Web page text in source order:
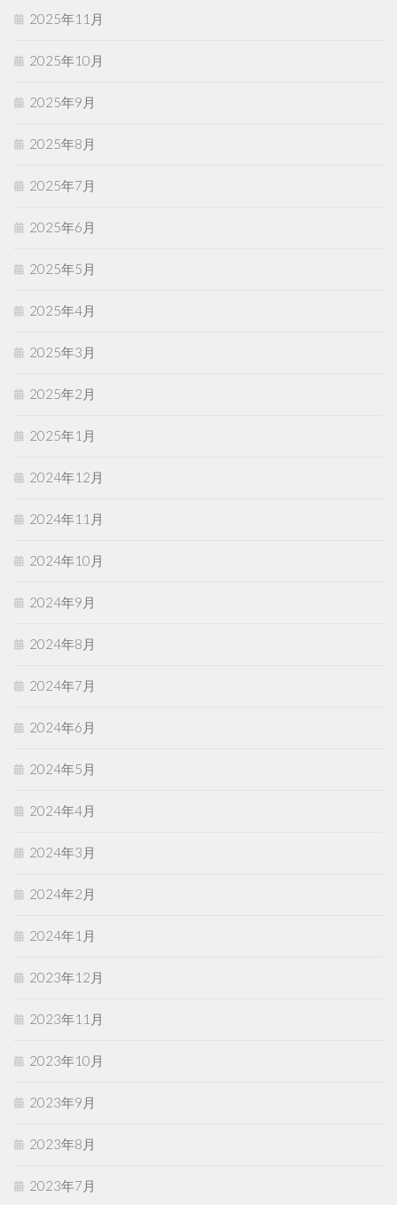
2025年11月
2025年10月
2025年9月
2025年8月
2025年7月
2025年6月
2025年5月
2025年4月
2025年3月
2025年2月
2025年1月
2024年12月
2024年11月
2024年10月
2024年9月
2024年8月
2024年7月
2024年6月
2024年5月
2024年4月
2024年3月
2024年2月
2024年1月
2023年12月
2023年11月
2023年10月
2023年9月
2023年8月
2023年7月